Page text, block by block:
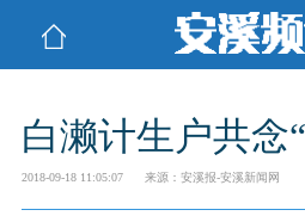
白濑计生户共念
2018-09-18 11:05:07 来源：安溪报-安溪新闻网